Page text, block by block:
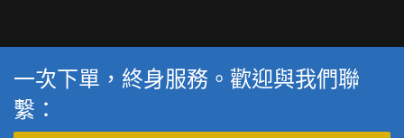
一次下單，終身服務。歡迎與我們聯
繫：